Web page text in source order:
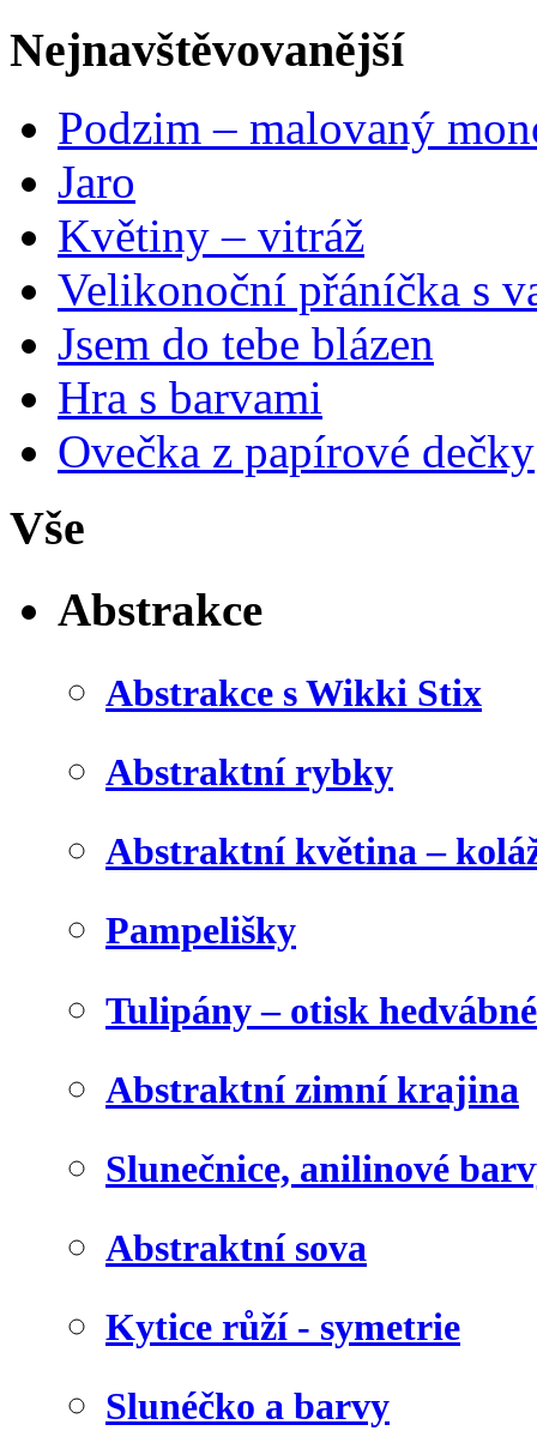
Nejnavštěvovanější
Podzim – malovaný
Jaro
Květiny – vitráž
Velikonoční přáníčka s
Jsem do tebe blázen
Hra s barvami
Ovečka z papírové dečky
Vše
Abstrakce
Abstrakce s Wikki Stix
Abstraktní rybky
Abstraktní květina –
Pampelišky
Tulipány – otisk
Abstraktní zimní krajina
Slunečnice, anilinové
Abstraktní sova
Kytice růží - symetrie
Slunéčko a barvy